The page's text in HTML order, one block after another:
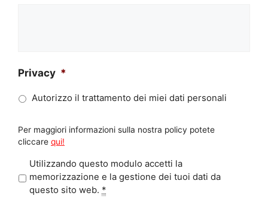
Privacy *
Autorizzo il trattamento dei miei dati personali
Per maggiori informazioni sulla nostra policy potete
cliccare qui!
r
Utilizzando questo modulo accetti la
memorizzazione e la gestione dei tuoi dati da
questo sito web. *